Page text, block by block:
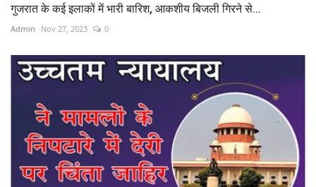
गुजरात के कई इलाकों में भारी बारिश, आकशीय बिजली गिरने से...
Admin Nov 27, 2023 0